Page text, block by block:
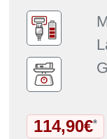
114,90€*